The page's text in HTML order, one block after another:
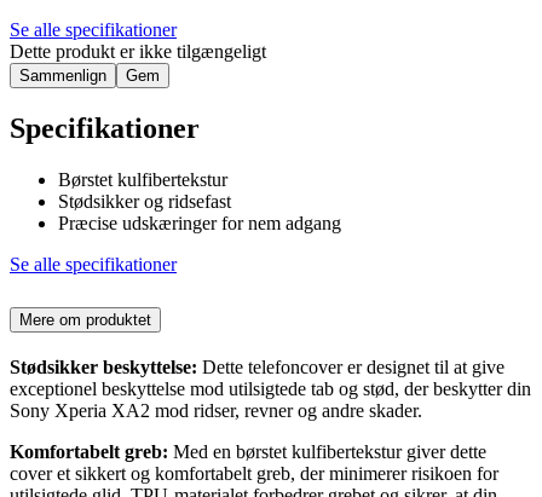
Se alle specifikationer
Dette produkt er ikke tilgængeligt
Sammenlign Gem
Specifikationer
Børstet kulfibertekstur
Stødsikker og ridsefast
Præcise udskæringer for nem adgang
Se alle specifikationer
Mere om produktet
Stødsikker beskyttelse: Dette telefoncover er designet til at give
exceptionel beskyttelse mod utilsigtede tab og stød, der beskytter din
Sony Xperia XA2 mod ridser, revner og andre skader.
Komfortabelt greb: Med en børstet kulfibertekstur giver dette
cover et sikkert og komfortabelt greb, der minimerer risikoen for